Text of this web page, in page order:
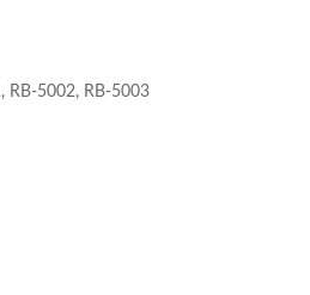
RB-5002, RB-5003